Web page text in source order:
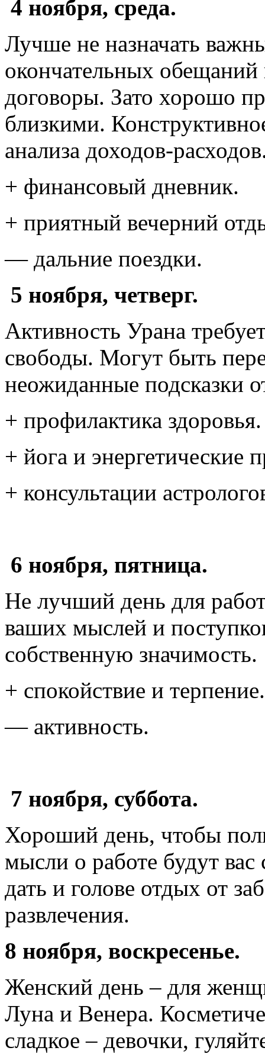
4 ноября, среда.
Лучше не назначать
окончательных
договоры. Зато хорошо
близкими.
анализа доходов-
+ финансовый дневник.
+ приятный вечерний
— дальние поездки.
5 ноября, четверг.
Активность Урана
свободы. Могут быть
неожиданные подсказки
+ профилактика здоровья.
+ йога и энергетические
+ консультации
6 ноября, пятница.
Не лучший день для
ваших мыслей и
собственную значимость.
+ спокойствие и терпение.
— активность.
7 ноября, суббота.
Хороший день, чтобы
мысли о работе будут вас
дать и голове отдых от
развлечения.
8 ноября, воскресенье.
Женский день – для
Луна и Венера.
сладкое – девочки,